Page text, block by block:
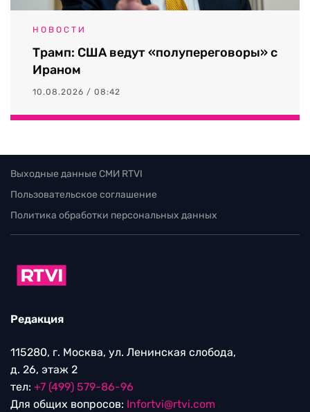
НОВОСТИ
Трамп: США ведут «полупереговоры» с
Ираном
10.08.2026 / 08:42
Выходные данные СМИ RTVI
Пользовательское соглашение
Политика обработки персональных данных
Редакция
115280, г. Москва, ул. Ленинская слобода,
д. 26, этаж 2
тел: +7 (499) 579-86-96
Для общих вопросов: Infortvi@rtvi.com